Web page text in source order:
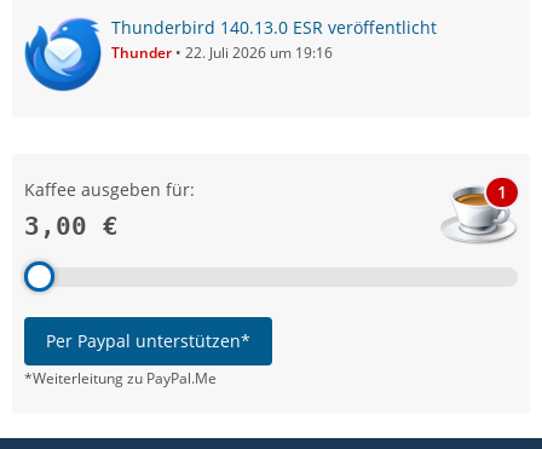
Thunderbird 140.13.0 ESR veröffentlicht
Thunder 22. Juli 2026 um 19:16
Kaffee ausgeben für:
3,00 €
1
Per Paypal unterstützen*
*Weiterleitung zu PayPal.Me